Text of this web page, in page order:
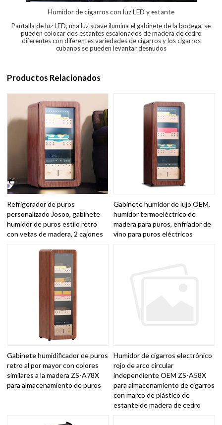
Humidor de cigarros con luz LED y estante
Pantalla de luz LED, una luz suave ilumina el gabinete de la bodega, se
pueden colocar dos estantes escalonados de madera de cedro
diferentes con diferentes variedades de cigarros y los cigarros
cubanos se pueden levantar desnudos
Productos Relacionados
Refrigerador de puros
personalizado Josoo, gabinete
humidor de puros estilo retro
con vetas de madera, 2 cajones
Gabinete humidor de lujo OEM,
humidor termoeléctrico de
madera para puros, enfriador de
vino para puros eléctricos
Gabinete humidificador de puros
retro al por mayor con colores
similares a la madera ZS-A78X
para almacenamiento de puros
Humidor de cigarros electrónico
rojo de arco circular
independiente OEM ZS-A58X
para almacenamiento de cigarros
con marco de plástico de
estante de madera de cedro